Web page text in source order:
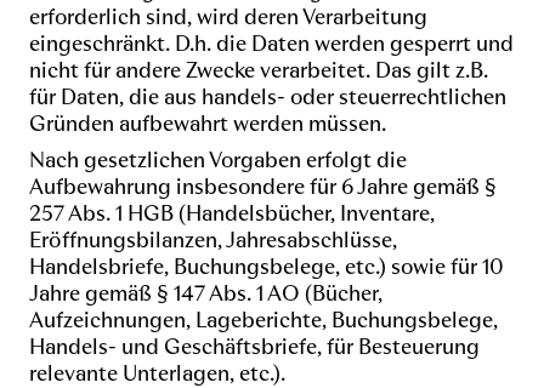
erforderlich sind, wird deren Verarbeitung
eingeschränkt. D.h. die Daten werden gesperrt und
nicht für andere Zwecke verarbeitet. Das gilt z.B.
für Daten, die aus handels- oder steuerrechtlichen
Gründen aufbewahrt werden müssen.
Nach gesetzlichen Vorgaben erfolgt die
Aufbewahrung insbesondere für 6 Jahre gemäß §
257 Abs. 1 HGB (Handelsbücher, Inventare,
Eröffnungsbilanzen, Jahresabschlüsse,
Handelsbriefe, Buchungsbelege, etc.) sowie für 10
Jahre gemäß § 147 Abs. 1 AO (Bücher,
Aufzeichnungen, Lageberichte, Buchungsbelege,
Handels- und Geschäftsbriefe, für Besteuerung
relevante Unterlagen, etc.).